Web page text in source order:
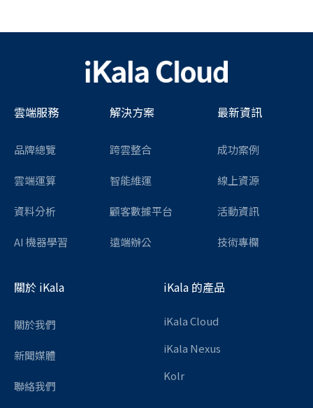
雲端服務
品牌總覽
雲端運算
資料分析
AI 機器學習
解決方案
跨雲整合
智能維運
顧客數據平台
遠端辦公
最新資訊
成功案例
線上資源
活動資訊
技術專欄
關於 iKala
關於我們
新聞媒體
聯絡我們
iKala 的產品
iKala Cloud
iKala Nexus
Kolr